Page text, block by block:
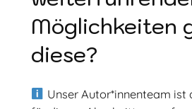
Möglichkeiten
diese?
Unser Autor*innenteam ist